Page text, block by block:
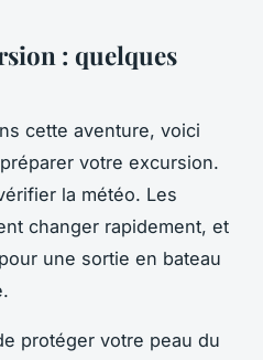
: quelques
cette aventure, voici
votre excursion.
la météo. Les
changer rapidement, et
une sortie en bateau
protéger votre peau du